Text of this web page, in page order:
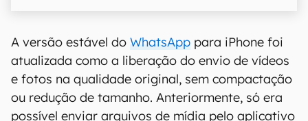
A versão estável do WhatsApp para iPhone foi
atualizada como a liberação do envio de vídeos
e fotos na qualidade original, sem compactação
ou redução de tamanho. Anteriormente, só era
possível enviar arquivos de mídia pelo aplicativo